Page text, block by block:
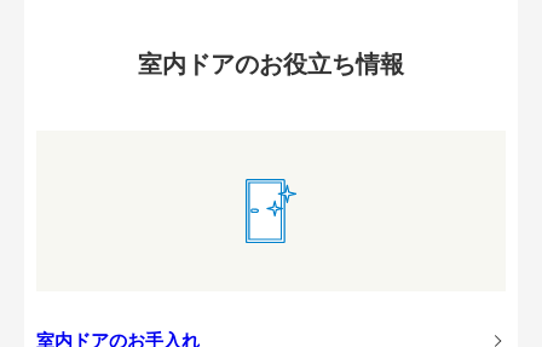
室内ドアのお役立ち情報
室内ドアのお手入れ